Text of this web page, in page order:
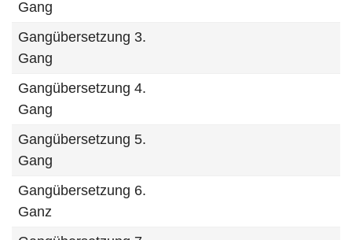
Gang
Gangübersetzung 3.
Gang
Gangübersetzung 4.
Gang
Gangübersetzung 5.
Gang
Gangübersetzung 6.
Ganz